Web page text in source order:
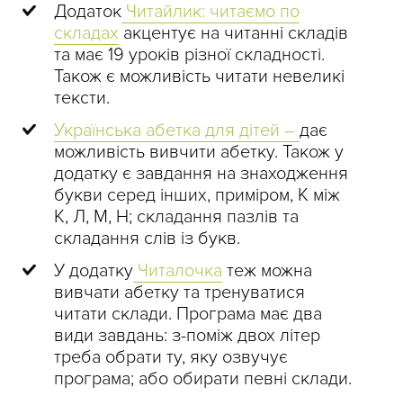
Додаток Читайлик: читаємо по
складах акцентує на читанні складів
та має 19 уроків різної складності.
Також є можливість читати невеликі
тексти.
Українська абетка для дітей – дає
можливість вивчити абетку. Також у
додатку є завдання на знаходження
букви серед інших, приміром, К між
К, Л, М, Н; складання пазлів та
складання слів із букв.
У додатку Читалочка теж можна
вивчати абетку та тренуватися
читати склади. Програма має два
види завдань: з-поміж двох літер
треба обрати ту, яку озвучує
програма; або обирати певні склади.